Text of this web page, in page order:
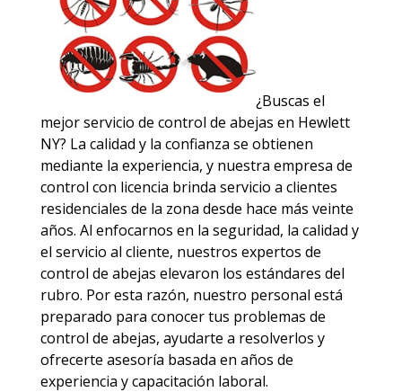
¿Buscas el
mejor servicio de control de abejas en Hewlett
NY? La calidad y la confianza se obtienen
mediante la experiencia, y nuestra empresa de
control con licencia brinda servicio a clientes
residenciales de la zona desde hace más veinte
años. Al enfocarnos en la seguridad, la calidad y
el servicio al cliente, nuestros expertos de
control de abejas elevaron los estándares del
rubro. Por esta razón, nuestro personal está
preparado para conocer tus problemas de
control de abejas, ayudarte a resolverlos y
ofrecerte asesoría basada en años de
experiencia y capacitación laboral.